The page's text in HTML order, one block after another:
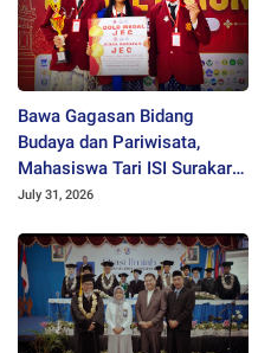
Bawa Gagasan Bidang
Budaya dan Pariwisata,
Mahasiswa Tari ISI Surakarta
Raih Medali Emas JEC 2026
July 31, 2026